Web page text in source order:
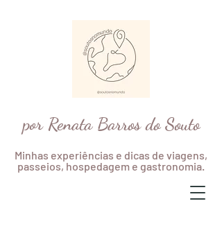
por Renata Barros do Souto
Minhas experiências e dicas de viagens,
passeios, hospedagem e gastronomia.